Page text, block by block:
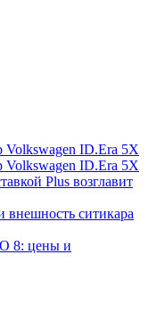
Volkswagen ID.Era 5X
Volkswagen ID.Era 5X
Plus возглавит
внешность ситикара
8: цены и